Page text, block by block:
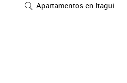
Apartamentos en Itagui